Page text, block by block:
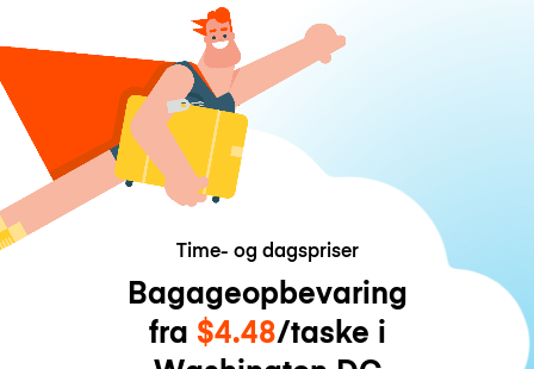
Time- og dagspriser
Bagageopbevaring
fra $4.48/taske i